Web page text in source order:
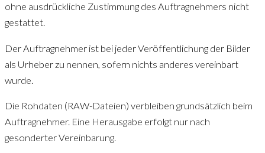
ohne ausdrückliche Zustimmung des Auftragnehmers nicht
gestattet.
Der Auftragnehmer ist bei jeder Veröffentlichung der Bilder
als Urheber zu nennen, sofern nichts anderes vereinbart
wurde.
Die Rohdaten (RAW-Dateien) verbleiben grundsätzlich beim
Auftragnehmer. Eine Herausgabe erfolgt nur nach
gesonderter Vereinbarung.